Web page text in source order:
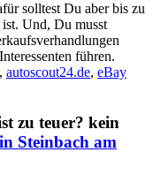
solltest Du aber bis zu
Und, Du musst
führen.
, autoscout24.de, eBay
zu teuer? kein
Steinbach am